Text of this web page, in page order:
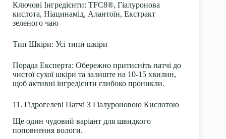
Ключові Інгредієнти: TFC8®, Гіалуронова
кислота, Ніацинамід, Алантоїн, Екстракт
зеленого чаю
Тип Шкіри: Усі типи шкіри
Порада Експерта: Обережно притисніть патчі до
чистої сухої шкіри та залиште на 10-15 хвилин,
щоб активні інгредієнти глибоко проникли.
11. Гідрогелеві Патчі З Гіалуроновою Кислотою
Ще один чудовий варіант для швидкого
поповнення вологи.